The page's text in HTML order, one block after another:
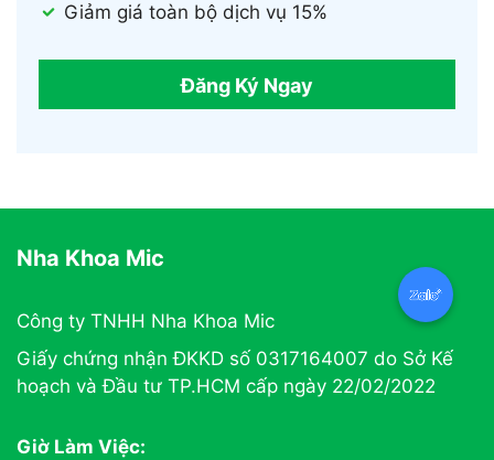
Giảm giá toàn bộ dịch vụ 15%
Đăng Ký Ngay
Nha Khoa Mic
Công ty TNHH Nha Khoa Mic
Giấy chứng nhận ĐKKD số 0317164007 do Sở Kế
hoạch và Đầu tư TP.HCM cấp ngày 22/02/2022
Giờ Làm Việc: